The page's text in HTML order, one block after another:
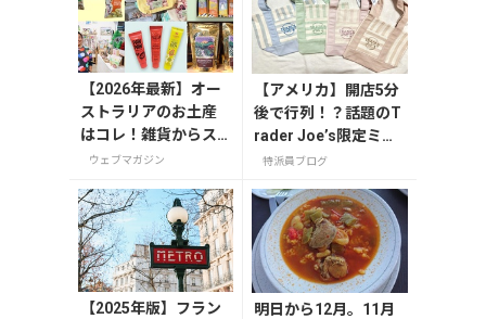
【2026年最新】オー
ストラリアのお土産
はコレ！雑貨からス
ーパーでも買えるグ
ウェブマガジン
【アメリカ】開店5分
後で行列！？話題のT
rader Joe’s限定ミニ
トート発売日レポ
特派員ブログ
【2025年版】フラン
明日から12月。11月